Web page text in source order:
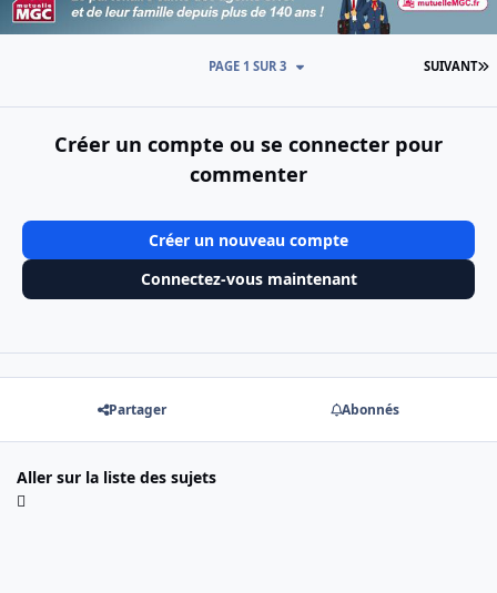
SUIVANT
PAGE 1 SUR 3
Créer un compte ou se connecter pour
commenter
Créer un nouveau compte
Connectez-vous maintenant
Partager Abonnés
Aller sur la liste des sujets